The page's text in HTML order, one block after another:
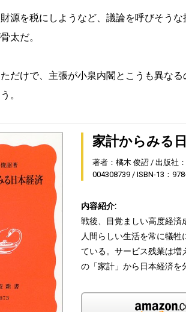
源を税にしようなど、議論を呼びそう
太だ。
だけで、主張が小泉内閣とこうも異な
。
家計からみる
著者：橘木 俊詔 出版社
004308739
ISBN-13：
内容紹介:
戦後、目覚ましい高度経済
人間らしい生活を常に犠
ている。サービス残業は増
の「家計」から日本経済を